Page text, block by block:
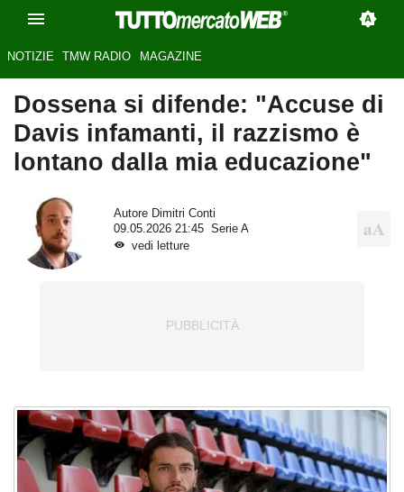
NOTIZIE TMW RADIO MAGAZINE
Dossena si difende: "Accuse di
Davis infamanti, il razzismo è
lontano dalla mia educazione"
Autore Dimitri Conti
09.05.2026 21:45
Serie A
vedi letture